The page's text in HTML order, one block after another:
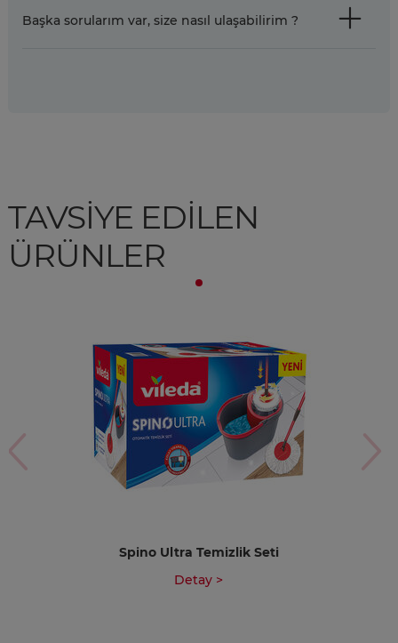
Başka sorularım var, size nasıl ulaşabilirim ?
TAVSİYE EDİLEN
ÜRÜNLER
Spino Ultra Temizlik Seti
Detay >